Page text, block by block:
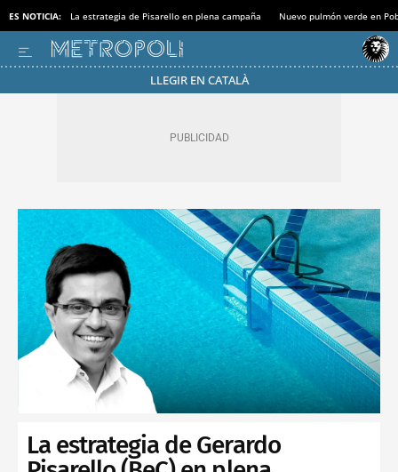
ES NOTICIA: La estrategia de Pisarello en plena campaña Nuevo pulmón verde en
LLEGIR EN CATALÀ
La estrategia de Gerardo